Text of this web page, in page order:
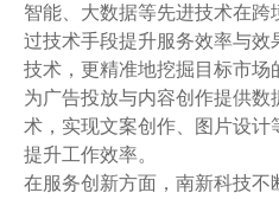
智能、大数据等先进技术在跨
过技术手段提升服务效率与
技术，更精准地挖掘目标市场
为广告投放与内容创作提供
术，实现文案创作、图片设计
提升工作效率。
在服务创新方面，南新科技不